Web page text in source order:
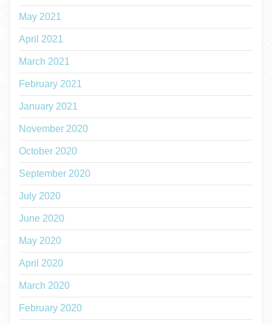
May 2021
April 2021
March 2021
February 2021
January 2021
November 2020
October 2020
September 2020
July 2020
June 2020
May 2020
April 2020
March 2020
February 2020